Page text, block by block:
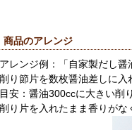
商品のアレンジ
アレンジ例：「自家製だし醤
削り節片を数枚醤油差しに入
目安：醤油300ccに大きい削
削り片を入れたまま香りがな